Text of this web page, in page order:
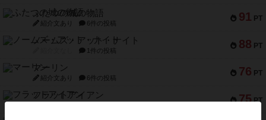
91 PT
ふたつの城の物語
紹介文あり 6件の投稿
88 PT
ノームズ・アット・ナイト
1件の投稿
76 PT
マーリン
紹介文あり 6件の投稿
75 PT
フラットアイアン